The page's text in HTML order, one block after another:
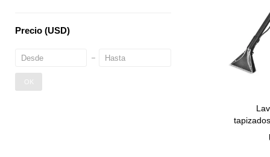
Precio (USD)
OK